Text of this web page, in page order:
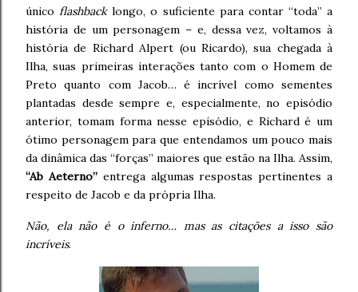
únicoflashbacklongo, o suficiente para contar “toda” a
história de um personagem – e, dessa vez, voltamos à
história de Richard Alpert (ou Ricardo), sua chegada à
Ilha, suas primeiras interações tanto com o Homem de
Preto quanto com Jacob… é incrível como sementes
plantadas desde sempre e, especialmente, no episódio
anterior, tomam forma nesse episódio, e Richard é um
ótimo personagem para que entendamos um pouco mais
da dinâmica das “forças” maiores que estão na Ilha. Assim,
“Ab Aeterno”entrega algumas respostas pertinentes a
respeito de Jacob e da própria Ilha.
Não, ela não é o inferno… mas as citações a isso são
incríveis.